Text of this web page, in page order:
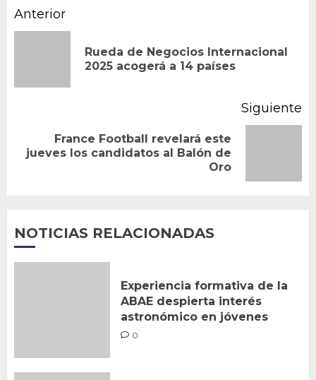
Navegación
entradas
Anterior
Rueda de Negocios Internacional
2025 acogerá a 14 países
Siguiente
Siguiente
France Football revelará este
jueves los candidatos al Balón de
Oro
NOTICIAS RELACIONADAS
Experiencia formativa de la
ABAE despierta interés
astronómico en jóvenes
0